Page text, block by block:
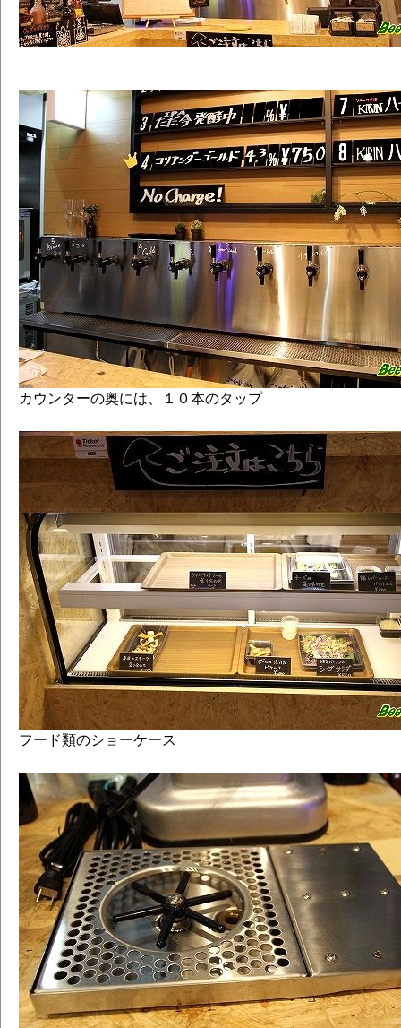
カウンターの奥には、１０本のタップ
フード類のショーケース